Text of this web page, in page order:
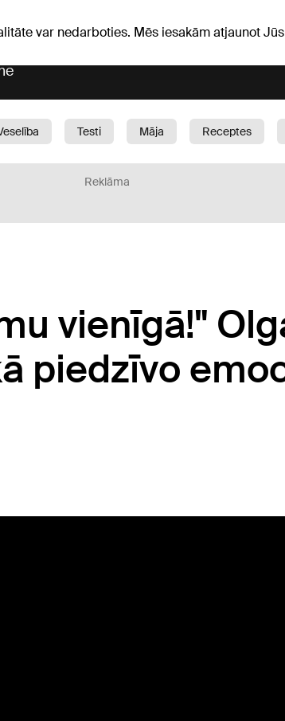
var nedarboties. Mēs iesakām atjaunot
Testi Māja Receptes
Reklāma
vienīgā!"
piedzīvo